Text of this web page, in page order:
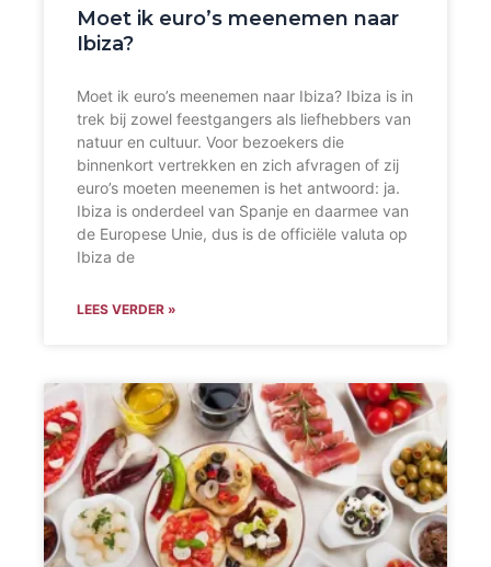
Moet ik euro’s meenemen naar
Ibiza?
Moet ik euro’s meenemen naar Ibiza? Ibiza is in
trek bij zowel feestgangers als liefhebbers van
natuur en cultuur. Voor bezoekers die
binnenkort vertrekken en zich afvragen of zij
euro’s moeten meenemen is het antwoord: ja.
Ibiza is onderdeel van Spanje en daarmee van
de Europese Unie, dus is de officiële valuta op
Ibiza de
LEES VERDER »